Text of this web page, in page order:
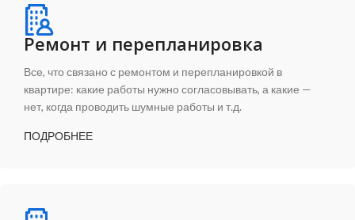
Ремонт и перепланировка
Все, что связано с ремонтом и перепланировкой в
квартире: какие работы нужно согласовывать, а какие —
нет, когда проводить шумные работы и т.д.
ПОДРОБНЕЕ